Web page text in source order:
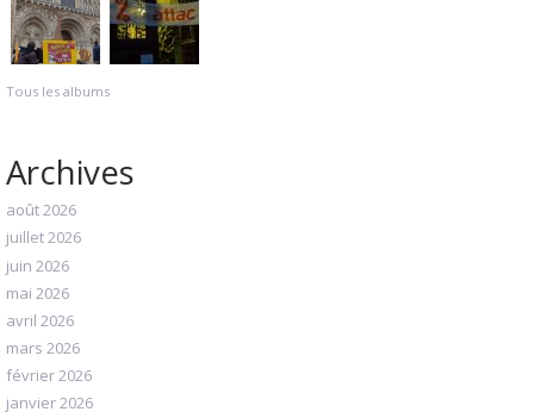
Tous les albums
Archives
août 2026
juillet 2026
juin 2026
mai 2026
avril 2026
mars 2026
février 2026
janvier 2026